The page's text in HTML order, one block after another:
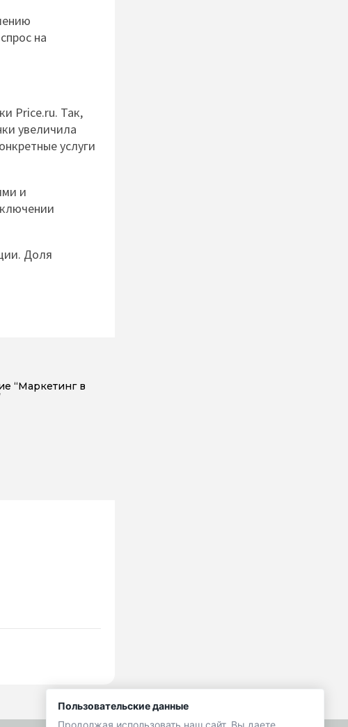
на
Price.ru. Так,
увеличила
услуги
и
Доля
“Маркетинг в
Пользовательские данные
Продолжая использовать наш сайт, Вы даете